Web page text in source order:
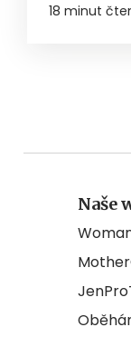
18 minut
Naše